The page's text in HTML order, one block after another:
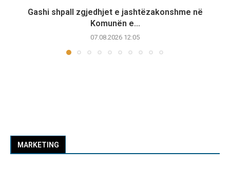
Gashi shpall zgjedhjet e jashtëzakonshme në
Komunën e...
07.08.2026 12:05
MARKETING